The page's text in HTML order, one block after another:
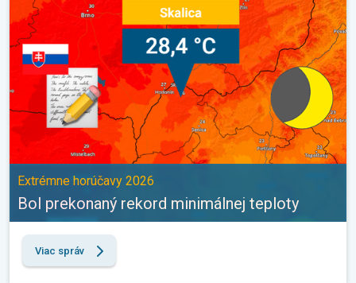
Extrémne horúčavy 2026
Bol prekonaný rekord minimálnej teploty
Viac správ